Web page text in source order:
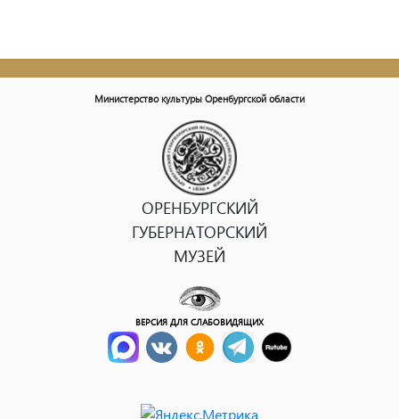
Министерство культуры Оренбургской области
ОРЕНБУРГСКИЙ
ГУБЕРНАТОРСКИЙ
МУЗЕЙ
ВЕРСИЯ ДЛЯ СЛАБОВИДЯЩИХ